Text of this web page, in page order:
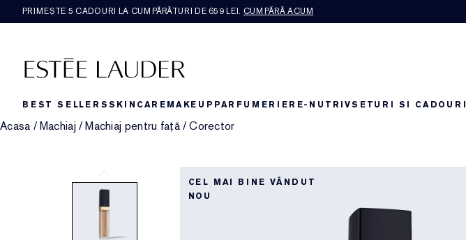
PRIMEȘTE 5 CADOURI LA CUMPĂRĂTURI DE 659 LEI. CUMPĂRĂ ACUM
BEST SELLERSSKINCAREMAKEUP PARFUMERIERE-NUTRIVSETURI SI CADOURI
Acasa /Machiaj/ Machiaj pentru față/ Corector
CEL MAI BINE VÂNDUT
NOU